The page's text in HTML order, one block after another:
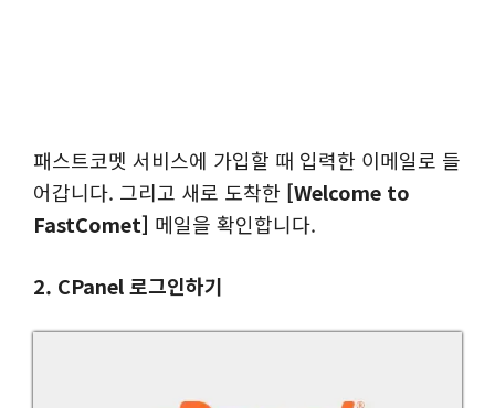
패스트코멧 서비스에 가입할 때 입력한 이메일로 들
어갑니다. 그리고 새로 도착한 [Welcome to
FastComet] 메일을 확인합니다.
2. CPanel 로그인하기